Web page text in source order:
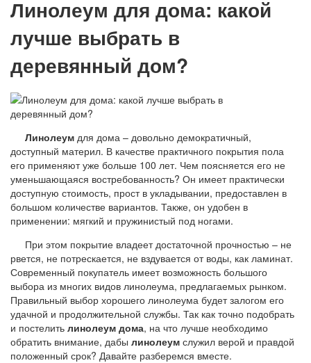
Линолеум для дома: какой
лучше выбрать в
деревянный дом?
Линолеум для дома – довольно демократичный,
доступный материл. В качестве практичного покрытия пола
его применяют уже больше 100 лет. Чем поясняется его не
уменьшающаяся востребованность? Он имеет практически
доступную стоимость, прост в укладывании, предоставлен в
большом количестве вариантов. Также, он удобен в
применении: мягкий и пружинистый под ногами.
При этом покрытие владеет достаточной прочностью – не
рвется, не потрескается, не вздувается от воды, как ламинат.
Современный покупатель имеет возможность большого
выбора из многих видов линолеума, предлагаемых рынком.
Правильный выбор хорошего линолеума будет залогом его
удачной и продолжительной службы. Так как точно подобрать
и постелить линолеум дома, на что лучше необходимо
обратить внимание, дабы линолеум служил верой и правдой
положенный срок? Давайте разберемся вместе.